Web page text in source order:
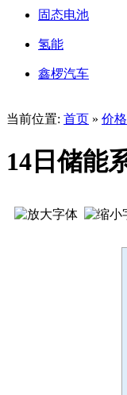
固态电池
氢能
鑫椤汽车
当前位置: 首页 » 价格
14日储能